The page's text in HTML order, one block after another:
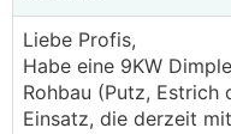
Liebe Profis,
Habe eine 9KW
Rohbau (Putz, Estrich
Einsatz, die derzeit mit